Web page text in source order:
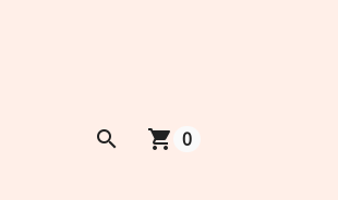
shopping_cart 0